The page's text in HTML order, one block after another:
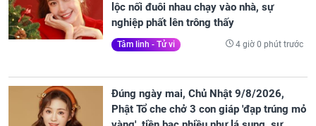
lộc nối đuôi nhau chạy vào nhà, sự
nghiệp phất lên trông thấy
Tâm linh - Tử vi 4 giờ 0 phút trước
Đúng ngày mai, Chủ Nhật 9/8/2026,
Phật Tổ che chở 3 con giáp 'đạp trúng mỏ